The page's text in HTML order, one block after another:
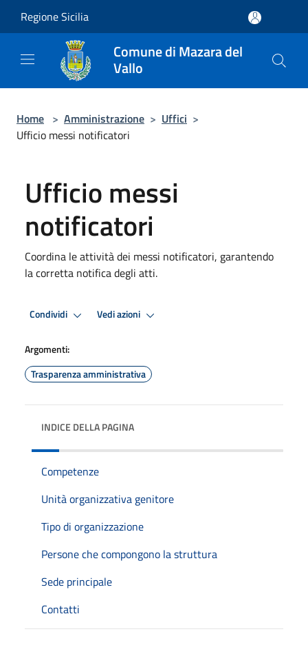
Regione Sicilia
Comune di Mazara del
Vallo
Home > Amministrazione > Uffici >
Ufficio messi notificatori
Ufficio messi
notificatori
Coordina le attività dei messi notificatori, garantendo
la corretta notifica degli atti.
Condividi Vedi azioni
Argomenti:
Trasparenza amministrativa
INDICE DELLA PAGINA
Competenze
Unità organizzativa genitore
Tipo di organizzazione
Persone che compongono la struttura
Sede principale
Contatti